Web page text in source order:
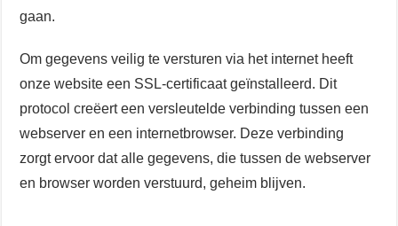
gaan.
Om gegevens veilig te versturen via het internet heeft
onze website een SSL-certificaat geïnstalleerd. Dit
protocol creëert een versleutelde verbinding tussen een
webserver en een internetbrowser. Deze verbinding
zorgt ervoor dat alle gegevens, die tussen de webserver
en browser worden verstuurd, geheim blijven.